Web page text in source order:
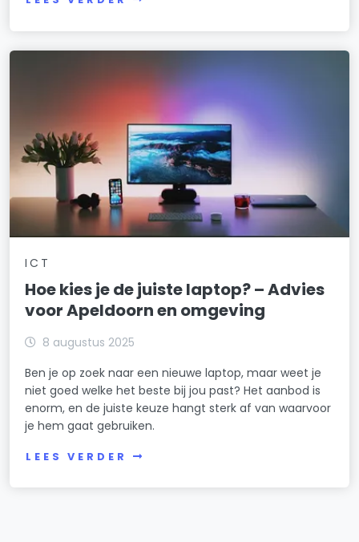
ICT
Hoe kies je de juiste laptop? – Advies
voor Apeldoorn en omgeving
8 augustus 2025
Ben je op zoek naar een nieuwe laptop, maar weet je
niet goed welke het beste bij jou past? Het aanbod is
enorm, en de juiste keuze hangt sterk af van waarvoor
je hem gaat gebruiken.
LEES VERDER